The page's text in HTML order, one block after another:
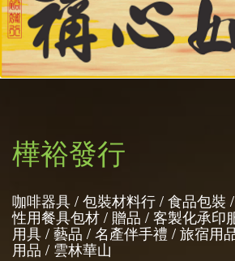
樺裕發行
咖啡器具 / 包裝材料行 / 食品包裝
性用餐具包材 / 贈品 / 客製化承印
用具 / 藝品 / 名產伴手禮 / 旅宿用
用品 / 雲林華山